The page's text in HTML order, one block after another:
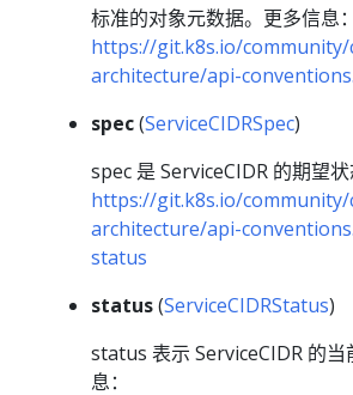
标准的对象元数据。更多信息：
https://git.k8s.io/
architecture/api-
spec(ServiceCIDRSpec)
spec 是 ServiceCIDR 的期望状
https://git.k8s.io/
architecture/api-
status
status(ServiceCIDRStatus)
status 表示 ServiceCIDR 的
息：